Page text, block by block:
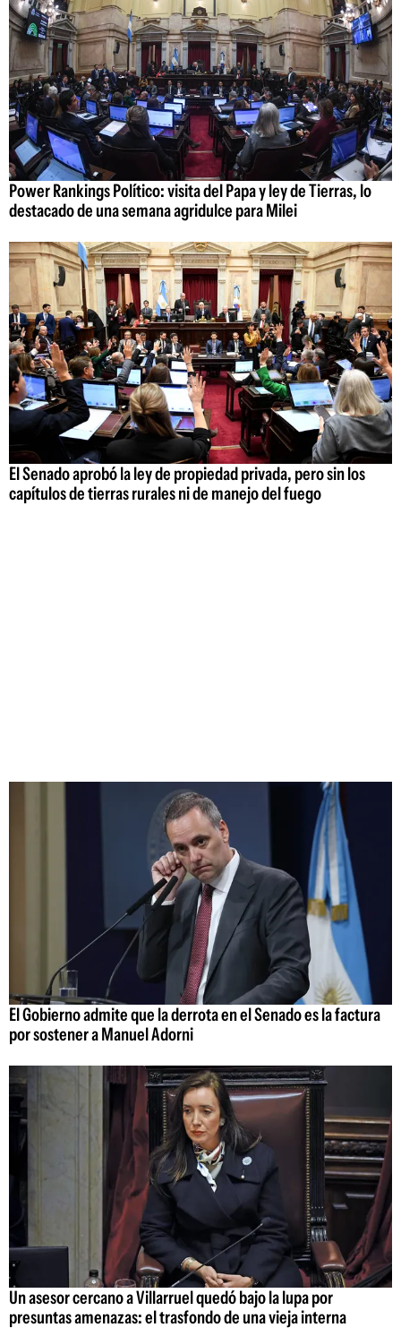
Power Rankings Político: visita del Papa y ley de Tierras, lo
destacado de una semana agridulce para Milei
El Senado aprobó la ley de propiedad privada, pero sin los
capítulos de tierras rurales ni de manejo del fuego
El Gobierno admite que la derrota en el Senado es la factura
por sostener a Manuel Adorni
Un asesor cercano a Villarruel quedó bajo la lupa por
presuntas amenazas: el trasfondo de una vieja interna